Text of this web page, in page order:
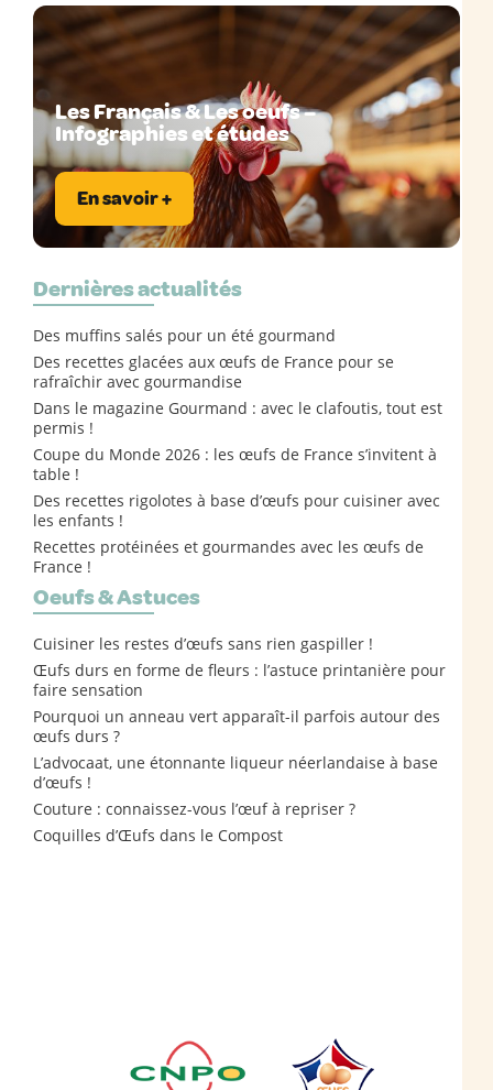
Les Français & Les oeufs –
Infographies et études
En savoir +
Dernières actualités
Des muffins salés pour un été gourmand
Des recettes glacées aux œufs de France pour se
rafraîchir avec gourmandise
Dans le magazine Gourmand : avec le clafoutis, tout est
permis !
Coupe du Monde 2026 : les œufs de France s’invitent à
table !
Des recettes rigolotes à base d’œufs pour cuisiner avec
les enfants !
Recettes protéinées et gourmandes avec les œufs de
France !
Oeufs & Astuces
Cuisiner les restes d’œufs sans rien gaspiller !
Œufs durs en forme de fleurs : l’astuce printanière pour
faire sensation
Pourquoi un anneau vert apparaît-il parfois autour des
œufs durs ?
L’advocaat, une étonnante liqueur néerlandaise à base
d’œufs !
Couture : connaissez-vous l’œuf à repriser ?
Coquilles d’Œufs dans le Compost